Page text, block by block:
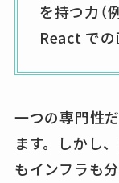
を持つ力（
React での
一つの専門性
ます。しかし
もインフラも